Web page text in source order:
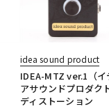
idea sound product
IDEA-MTZ ver.1（イ
アサウンドプロダク
ディストーション